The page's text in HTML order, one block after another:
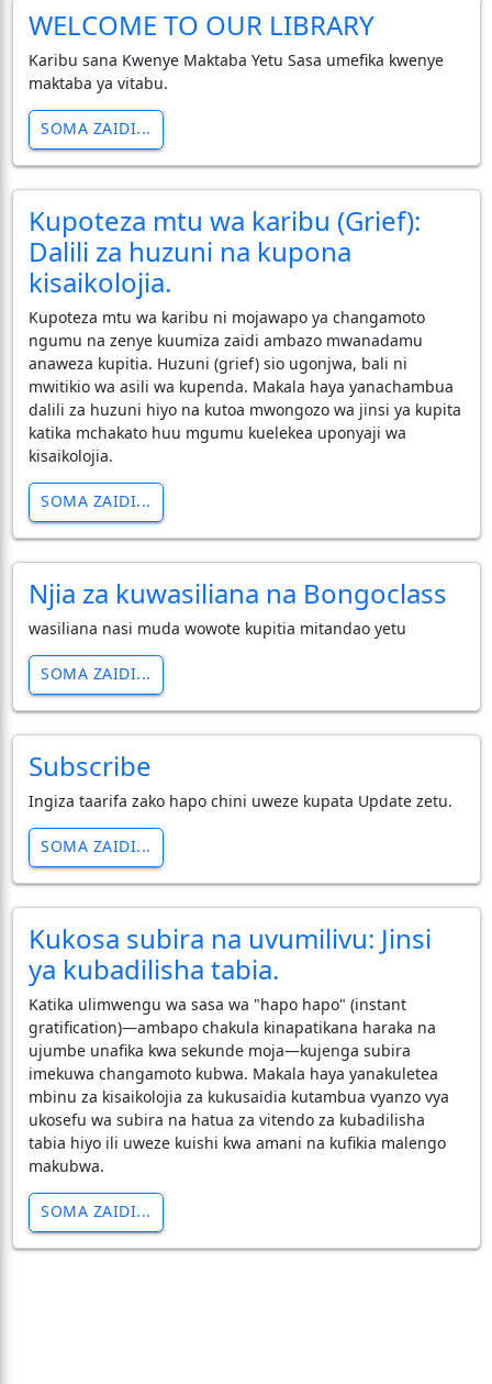
WELCOME TO OUR LIBRARY
Karibu sana Kwenye Maktaba Yetu Sasa umefika kwenye
maktaba ya vitabu.
SOMA ZAIDI...
Kupoteza mtu wa karibu (Grief):
Dalili za huzuni na kupona
kisaikolojia.
Kupoteza mtu wa karibu ni mojawapo ya changamoto
ngumu na zenye kuumiza zaidi ambazo mwanadamu
anaweza kupitia. Huzuni (grief) sio ugonjwa, bali ni
mwitikio wa asili wa kupenda. Makala haya yanachambua
dalili za huzuni hiyo na kutoa mwongozo wa jinsi ya kupita
katika mchakato huu mgumu kuelekea uponyaji wa
kisaikolojia.
SOMA ZAIDI...
Njia za kuwasiliana na Bongoclass
wasiliana nasi muda wowote kupitia mitandao yetu
SOMA ZAIDI...
Subscribe
Ingiza taarifa zako hapo chini uweze kupata Update zetu.
SOMA ZAIDI...
Kukosa subira na uvumilivu: Jinsi
ya kubadilisha tabia.
Katika ulimwengu wa sasa wa "hapo hapo" (instant
gratification)—ambapo chakula kinapatikana haraka na
ujumbe unafika kwa sekunde moja—kujenga subira
imekuwa changamoto kubwa. Makala haya yanakuletea
mbinu za kisaikolojia za kukusaidia kutambua vyanzo vya
ukosefu wa subira na hatua za vitendo za kubadilisha
tabia hiyo ili uweze kuishi kwa amani na kufikia malengo
makubwa.
SOMA ZAIDI...